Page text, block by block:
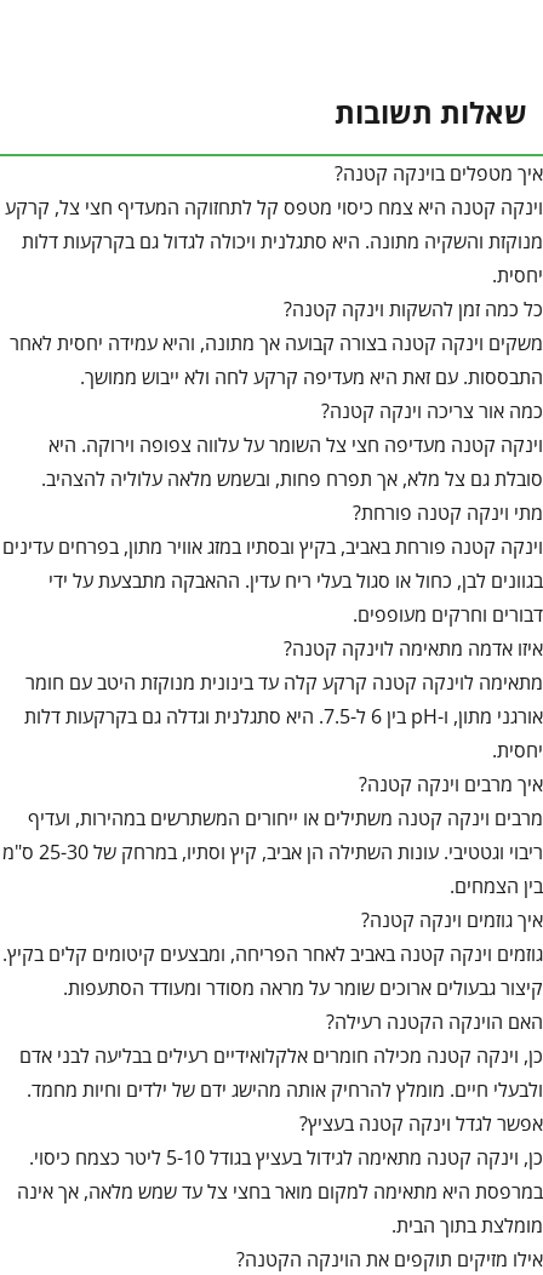
שאלות תשובות
איך מטפלים בוינקה קטנה?
וינקה קטנה היא צמח כיסוי מטפס קל לתחזוקה המעדיף חצי צל, קרקע
מנוקזת והשקיה מתונה. היא סתגלנית ויכולה לגדול גם בקרקעות דלות
יחסית.
כל כמה זמן להשקות וינקה קטנה?
משקים וינקה קטנה בצורה קבועה אך מתונה, והיא עמידה יחסית לאחר
התבססות. עם זאת היא מעדיפה קרקע לחה ולא ייבוש ממושך.
כמה אור צריכה וינקה קטנה?
וינקה קטנה מעדיפה חצי צל השומר על עלווה צפופה וירוקה. היא
סובלת גם צל מלא, אך תפרח פחות, ובשמש מלאה עלוליה להצהיב.
מתי וינקה קטנה פורחת?
וינקה קטנה פורחת באביב, בקיץ ובסתיו במזג אוויר מתון, בפרחים עדינים
בגוונים לבן, כחול או סגול בעלי ריח עדין. ההאבקה מתבצעת על ידי
דבורים וחרקים מעופפים.
איזו אדמה מתאימה לוינקה קטנה?
מתאימה לוינקה קטנה קרקע קלה עד בינונית מנוקזת היטב עם חומר
אורגני מתון, ו-pH בין 6 ל-7.5. היא סתגלנית וגדלה גם בקרקעות דלות
יחסית.
איך מרבים וינקה קטנה?
מרבים וינקה קטנה משתילים או ייחורים המשתרשים במהירות, ועדיף
ריבוי וגטטיבי. עונות השתילה הן אביב, קיץ וסתיו, במרחק של 25-30 ס"מ
בין הצמחים.
איך גוזמים וינקה קטנה?
גוזמים וינקה קטנה באביב לאחר הפריחה, ומבצעים קיטומים קלים בקיץ.
קיצור גבעולים ארוכים שומר על מראה מסודר ומעודד הסתעפות.
האם הוינקה הקטנה רעילה?
כן, וינקה קטנה מכילה חומרים אלקלואידיים רעילים בבליעה לבני אדם
ולבעלי חיים. מומלץ להרחיק אותה מהישג ידם של ילדים וחיות מחמד.
אפשר לגדל וינקה קטנה בעציץ?
כן, וינקה קטנה מתאימה לגידול בעציץ בגודל 5-10 ליטר כצמח כיסוי.
במרפסת היא מתאימה למקום מואר בחצי צל עד שמש מלאה, אך אינה
מומלצת בתוך הבית.
אילו מזיקים תוקפים את הוינקה הקטנה?